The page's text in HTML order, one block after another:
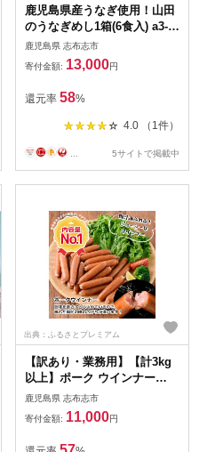
鹿児島県産うなぎ使用！山田
のうなぎめし1箱(6食入) a3-
237
鹿児島県 志布志市
寄付金額: 13,000円
還元率 58%
4.0 （1件）
5サイトで掲載中
出典：ふるさとプレミアム
【訳あり・業務用】【計3kg
以上】ポーク ウインナー
(1kg×3袋)＋ あらびき ウイン
ナー(120g)セット！ a1-047-
wn
鹿児島県 志布志市
寄付金額: 11,000円